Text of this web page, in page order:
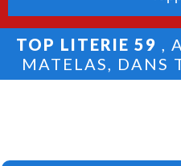
TOP LITERIE 59 ,
MATELAS, DANS